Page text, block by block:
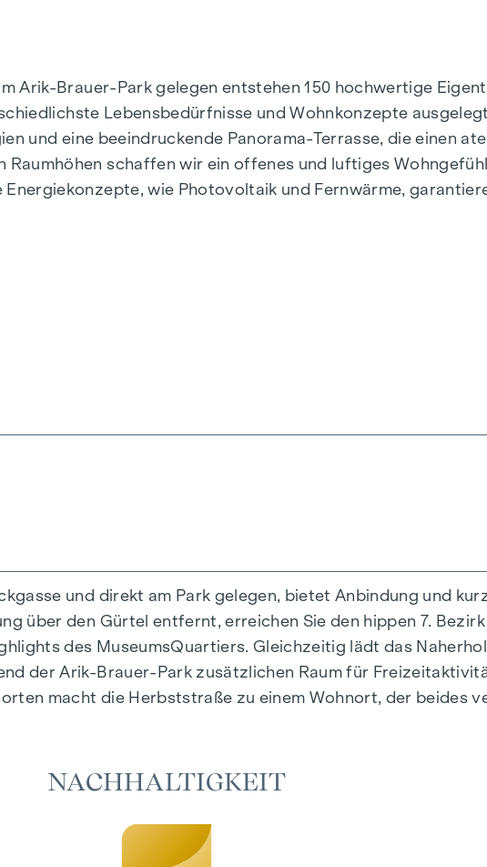
Arik-Brauer-Park gelegen entstehen 150 hochwertige
Lebensbedürfnisse und Wohnkonzepte
und eine beeindruckende Panorama-Terrasse, die einen
schaffen wir ein offenes und luftiges
wie Photovoltaik und Fernwärme,
das Design und Geborgenheit auf
Materialien, die zeitlose Eleganz ausstrahlen –
sorgen in den Wohnräumen für natürliche
und direkt am Park gelegen, bietet Anbindung und
über den Gürtel entfernt, erreichen Sie den hippen 7.
des MuseumsQuartiers. Gleichzeitig lädt das
der Arik-Brauer-Park zusätzlichen Raum für
macht die Herbststraße zu einem Wohnort, der beides
NACHHALTIGKEIT